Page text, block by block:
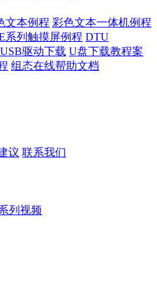
文本例程 彩色文本一体机例程
系列触摸屏例程 DTU
USB驱动下载 U盘下载教程案
组态在线帮助文档
议 联系我们
列视频